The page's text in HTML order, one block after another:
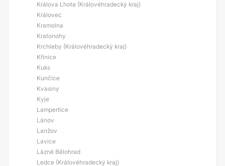
Králova Lhota (Královéhradecký kraj)
Královec
Kramolna
Kratonohy
Krchleby (Královéhradecký kraj)
Křinice
Kuks
Kunčice
Kvasiny
Kyje
Lampertice
Lánov
Lanžov
Lavice
Lázně Bělohrad
Ledce (Královéhradecký kraj)